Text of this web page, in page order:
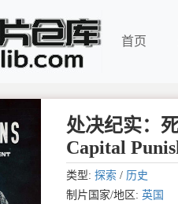
首页
处决纪实：
Capital
类型: 探索 / 历史
制片国家/地区: 英国